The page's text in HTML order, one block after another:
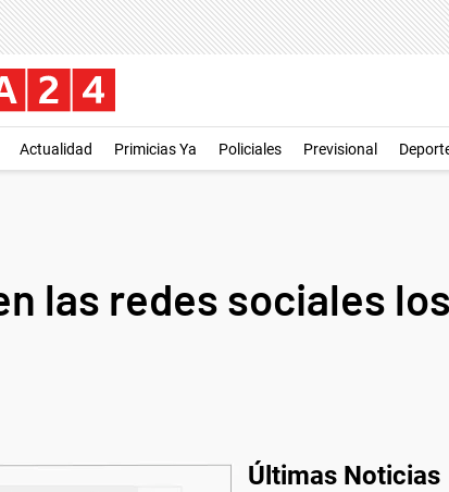
Actualidad Primicias Ya Policiales Previsional
las redes sociales los
Últimas Noticias